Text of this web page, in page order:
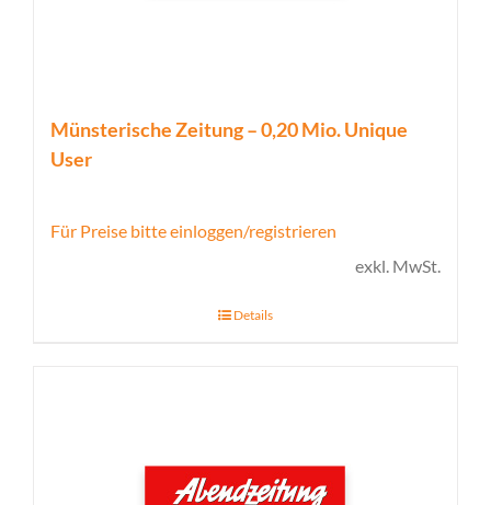
Münsterische Zeitung – 0,20 Mio. Unique
User
Für Preise bitte einloggen/registrieren
exkl. MwSt.
Details